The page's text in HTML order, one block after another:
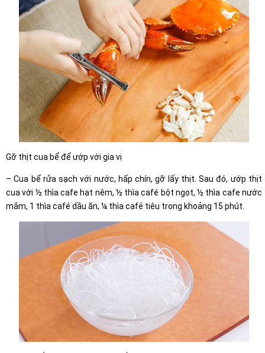
Gỡ thịt cua bể để ướp với gia vị
– Cua bể rửa sạch với nước, hấp chín, gỡ lấy thịt. Sau đó, ướp thịt
cua với ½ thìa cafe hạt nêm, ½ thìa café bột ngọt, ½ thìa cafe nước
mắm, 1 thìa café dầu ăn, ¼ thìa café tiêu trong khoảng 15 phút.